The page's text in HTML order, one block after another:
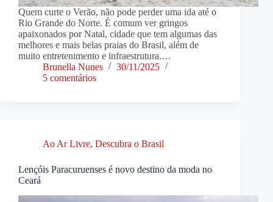
Quem curte o Verão, não pode perder uma ida até o
Rio Grande do Norte. É comum ver gringos
apaixonados por Natal, cidade que tem algumas das
melhores e mais belas praias do Brasil, além de
muito entretenimento e infraestrutura.…
Brunella Nunes
30/11/2025
5 comentários
Ao Ar Livre, Descubra o Brasil
Lençóis Paracuruenses é novo destino da moda no
Ceará